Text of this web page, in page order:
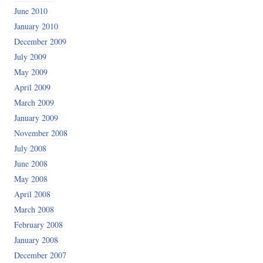
June 2010
January 2010
December 2009
July 2009
May 2009
April 2009
March 2009
January 2009
November 2008
July 2008
June 2008
May 2008
April 2008
March 2008
February 2008
January 2008
December 2007